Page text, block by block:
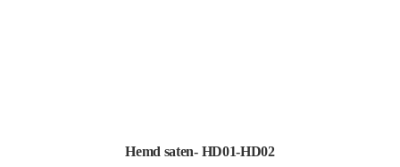
Hemd saten- HD01-HD02